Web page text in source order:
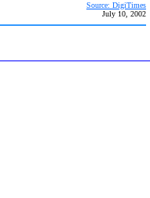
Source: DigiTimes
July 10, 2002